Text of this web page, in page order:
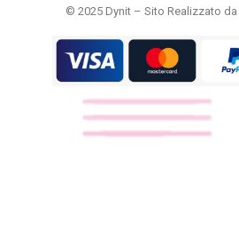
© 2025 Dynit – Sito Realizzato da